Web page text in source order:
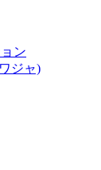
ン
ジャ)